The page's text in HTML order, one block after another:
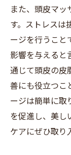
また、頭皮マ
す。ストレスは
ージを行うこと
影響を与えると
通じて頭皮の皮
善にも役立つこ
ージは簡単に取
を促進し、美し
ケアにぜひ取り